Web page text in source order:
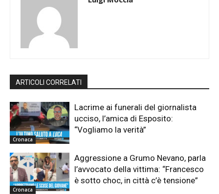
ARTICOLI CORRELATI
Cronaca
Lacrime ai funerali del giornalista
ucciso, l’amica di Esposito:
“Vogliamo la verità”
Cronaca
Aggressione a Grumo Nevano, parla
l’avvocato della vittima: “Francesco
è sotto choc, in città c’è tensione”